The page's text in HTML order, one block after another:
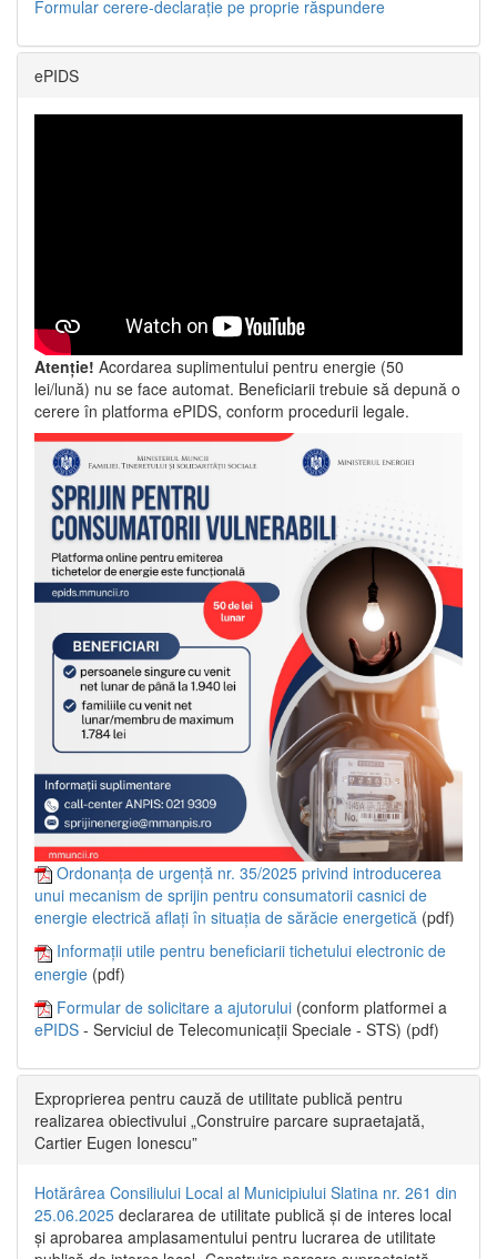
Formular cerere-declarație pe proprie răspundere
ePIDS
Atenție! Acordarea suplimentului pentru energie (50
lei/lună) nu se face automat. Beneficiarii trebuie să depună o
cerere în platforma ePIDS, conform procedurii legale.
Ordonanța de urgență nr. 35/2025 privind introducerea
unui mecanism de sprijin pentru consumatorii casnici de
energie electrică aflați în situația de sărăcie energetică (pdf)
Informații utile pentru beneficiarii tichetului electronic de
energie (pdf)
Formular de solicitare a ajutorului (conform platformei a
ePIDS - Serviciul de Telecomunicații Speciale - STS) (pdf)
Exproprierea pentru cauză de utilitate publică pentru
realizarea obiectivului „Construire parcare supraetajată,
Cartier Eugen Ionescu”
Hotărârea Consiliului Local al Municipiului Slatina nr. 261 din
25.06.2025 declararea de utilitate publică și de interes local
și aprobarea amplasamentului pentru lucrarea de utilitate